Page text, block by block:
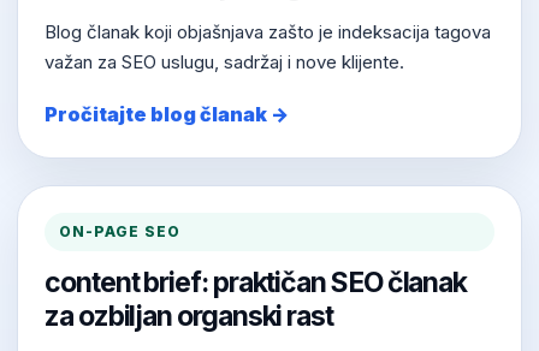
Blog članak koji objašnjava zašto je indeksacija tagova
važan za SEO uslugu, sadržaj i nove klijente.
Pročitajte blog članak →
ON-PAGE SEO
content brief: praktičan SEO članak
za ozbiljan organski rast